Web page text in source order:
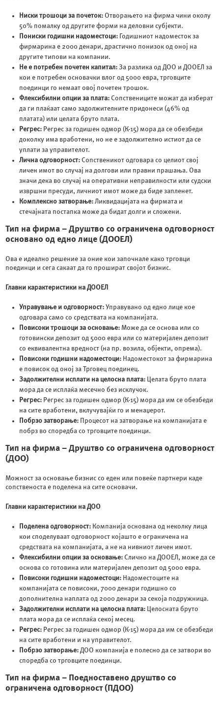
Ниски трошоци за почеток:Отворањето на фирма чини околу
50% помалку од другите форми на деловни субјекти.
Пониски годишни надоместоци:Годишниот надоместок за
фирмарина е 2000 денари, драстично понизок од оној на
другите типови на компании.
Не е потребен почетен капитал:За разлика од ДОО и ДООЕЛ за
кои е потребен основачки влог од 5000 евра, трговците
поединци го немаат овој почетен трошок.
Флексибилни опции за плата: Сопствениците можат да изберат
да ги плаќаат само задолжителните придонеси (46% од
платата) или целата бруто плата.
Регрес:Регрес за годишен одмор (К-15) мора да се обезбеди
доколку има вработени, но не е задолжително истиот да се
уплати за управителот.
Лична одговорност:Сопственикот одговара со целиот свој
личен имот во случај на долгови или правни прашања. Ова
значи дека во случај на оперативни неправилности или судски
извршни пресуди, личниот имот може да биде запленет.
Комплексно затворање:Ликвидацијата на фирмата и
стечајната постапка може да бидат долги и сложени.
Тип на фирма – Друштво со ограничена одговорност
основано од едно лице (ДООЕЛ)
Ова е идеално решение за оние кои започнале како трговци
поединци и сега сакаат да го прошират својот бизнис.
Главни карактеристики на ДООЕЛ
Управување и одговорност:Управувано од едно лице кое
одговара само со средствата на компанијата.
Повисоки трошоци за основање:Може да се основа или со
готовински депозит од 5000 евра или со материјален депозит
со еквивалентна вредност (на пр. возила, објекти, опрема).
Повисоки годишни надоместоци:Надоместокот за фирмарина
е повисок од оној за Трговец поединец.
Задолжителни исплати на целосна плата:Целата бруто плата
мора да се исплаќа месечно без исклучок.
Регрес:Регрес за годишен одмор (К-15) мора да им се обезбеди
на сите вработени, вклучувајќи го и менаџерот.
Побрзо затворање:Процесот на затворање на компанијата е
побрз во споредба со трговците поединци.
Тип на фирма – Друштво со ограничена одговорност
(ДОО)
Можност за основање бизнис со еден или повеќе партнери каде
сопственоста е поделена на сите основачи.
Главни карактеристики на ДОО
Поделена одговорност:Компанија основана од неколку лица
кои споделуваат одговорност којашто е ограничена на
средствата на компанијата, а не на нивниот личен имот.
Флексибилни опции за основање:Слично на ДООЕЛ, може да се
основа со готовина или материјален депозит од 5000 евра.
Повисоки годишни надоместоци:Надоместоците на
компанијата се повисоки, 7000 денари годишно со
дополнителна наплата од 2000 денари за секоја подружница.
Задолжителни исплати на целосна плата:Целосната бруто
плата мора да се исплаќа секој месец.
Регрес:Регрес за годишен одмор (К-15) мора да им се обезбеди
на сите вработени и на управителот.
Побрзо затворање:ДОО компанија е полесно да се затвори во
споредба со трговците поединци.
Тип на фирма – Поедноставено друштво со
ограничена одговорност (ПДОО)